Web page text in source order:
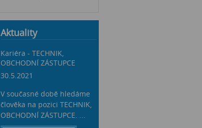
Aktuality
Kariéra - TECHNIK,
OBCHODNÍ ZÁSTUPCE
30.5.2021
V současné době hledáme
člověka na pozici TECHNIK,
OBCHODNÍ ZÁSTUPCE. ...